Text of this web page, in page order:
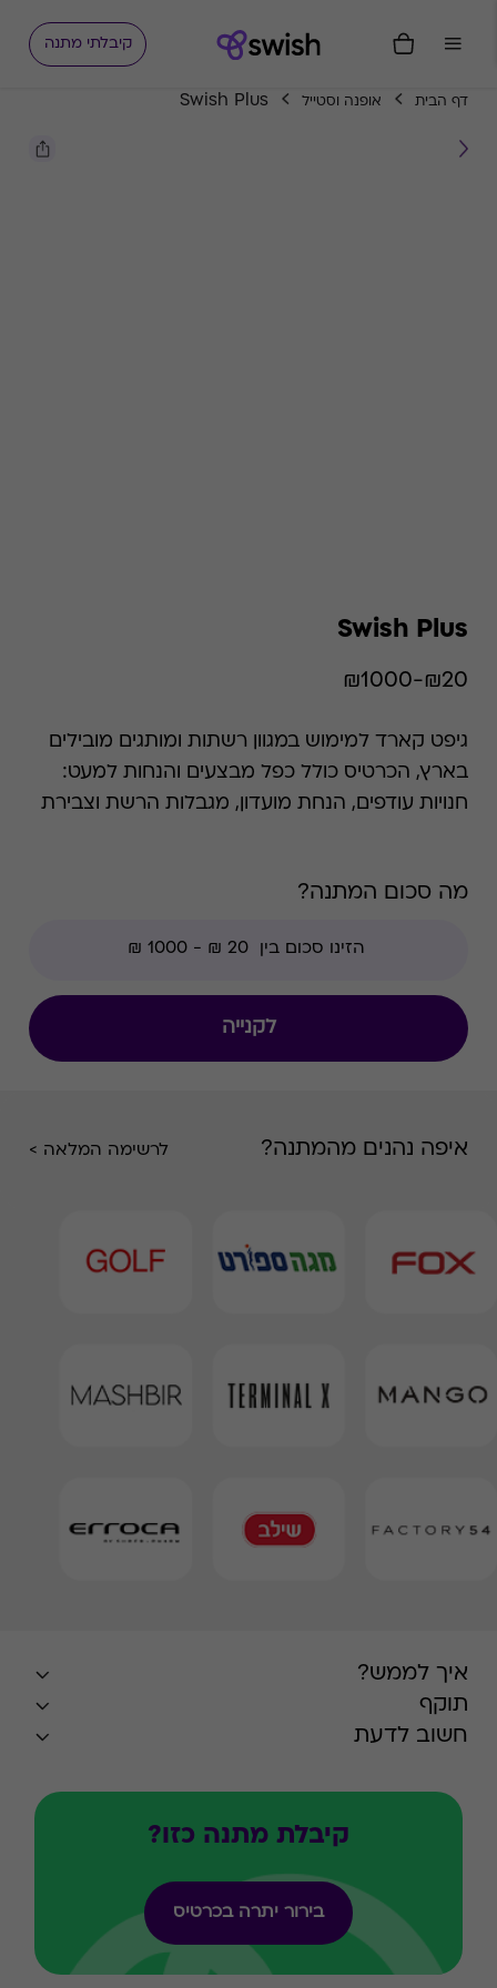
קיבלתי מתנה
דף הבית אופנה וסטייל Swish Plus
Swish Plus
₪20-₪1000
גיפט קארד למימוש במגוון רשתות ומותגים מובילים
בארץ, הכרטיס כולל כפל מבצעים והנחות למעט:
חנויות עודפים, הנחת מועדון, מגבלות הרשת וצבירת
מה סכום המתנה?
לקנייה
איפה נהנים מהמתנה? לרשימה המלאה >
איך לממש?
תוקף
חשוב לדעת
קיבלת מתנה כזו?
בירור יתרה בכרטיס